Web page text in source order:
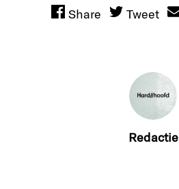
Share Tweet
Redactie